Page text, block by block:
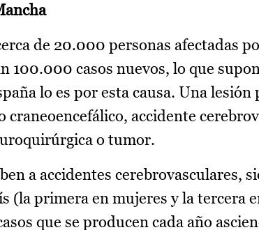
de 20.000 personas afectadas
100.000 casos nuevos, lo que
lo es por esta causa. Una lesión
craneoencefálico, accidente
o tumor.
a accidentes cerebrovasculares,
(la primera en mujeres y la tercera
que se producen cada año